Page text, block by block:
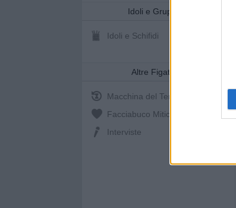
Idoli e Gruppi
Idoli e Schifidi
Altre Figate
Macchina del Tempo
Facciabuco Mitic
Interviste